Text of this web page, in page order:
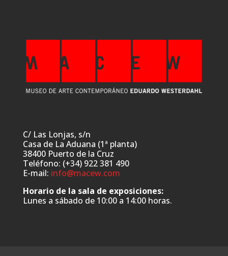
C/ Las Lonjas, s/n
Casa de La Aduana (1ª planta)
38400 Puerto de la Cruz
Teléfono: (+34) 922 381 490
E-mail: info@macew.com
Horario de la sala de exposiciones:
Lunes a sábado de 10:00 a 14:00 horas.